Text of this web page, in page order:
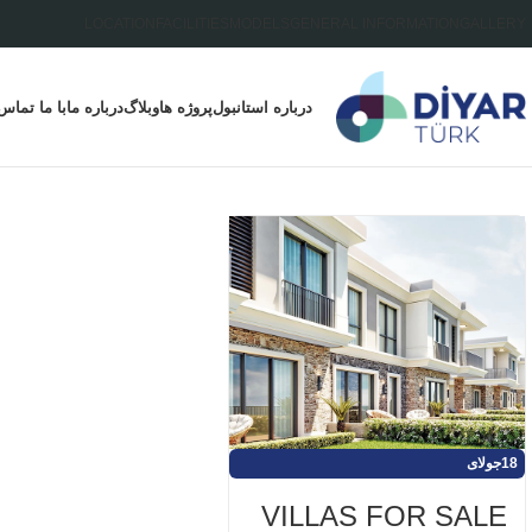
درباره استانبولپروژه هاوبلاگدرباره مابا ما
18جولای
VILLAS FOR SALE